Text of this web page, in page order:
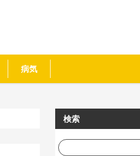
病気
検索